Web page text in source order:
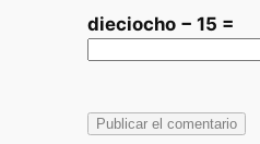
dieciocho − 15 =